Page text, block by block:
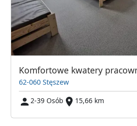
Komfortowe kwatery
62-060 Stęszew
2-39 Osób
15,66 km